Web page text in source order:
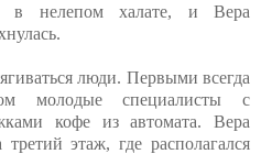
в нелепом халате, и Вера
люди. Первыми всегда
молодые специалисты с
кофе из автомата. Вера
этаж, где располагался